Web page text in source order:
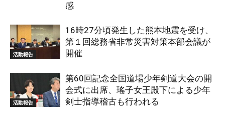
感
活動報告
16時27分頃発生した熊本地震を受け、
第１回総務省非常災害対策本部会議が
開催
活動報告
第60回記念全国道場少年剣道大会の開
会式に出席、瑤子女王殿下による少年
剣士指導稽古も行われる